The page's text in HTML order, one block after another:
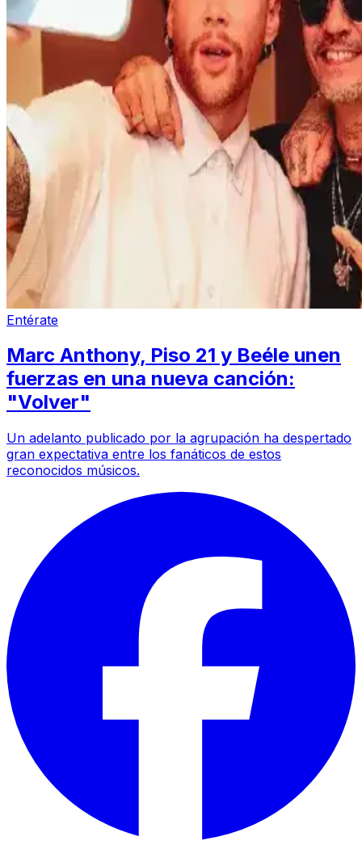
Entérate
Marc Anthony, Piso 21 y Beéle unen
fuerzas en una nueva canción:
"Volver"
Un adelanto publicado por la agrupación ha despertado
gran expectativa entre los fanáticos de estos
reconocidos músicos.